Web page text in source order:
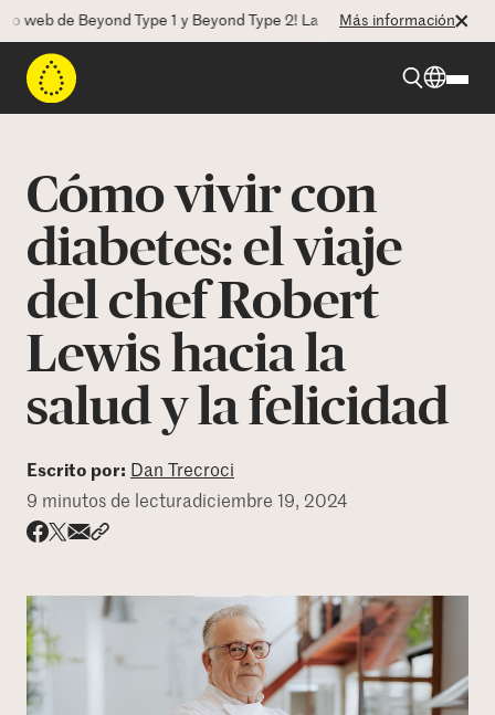
Beyond Type 1 y Beyond Type 2! La CEO Deborah Dugan nos
Más información
Recursos
Programas
Cómo vivir con
diabetes: el viaje
del chef Robert
Lewis hacia la
salud y la felicidad
Escrito por: Dan Trecroci
9 minutos de lecturadiciembre 19, 2024